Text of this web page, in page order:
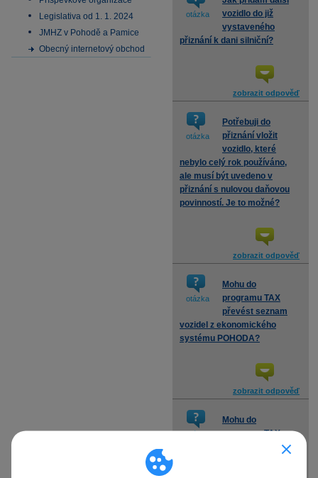
Legislativa od 1. 1. 2024
JMHZ v Pohodě a Pamice
Obecný internetový obchod
otázka
vozidlo do již
vystaveného
přiznání k dani silniční?
zobrazit odpověď
otázka
Potřebuji do
přiznání vložit
vozidlo, které
nebylo celý rok používáno,
ale musí být uvedeno v
přiznání s nulovou daňovou
povinností. Je to možné?
zobrazit odpověď
otázka
Mohu do
programu TAX
převést seznam
vozidel z ekonomického
systému POHODA?
zobrazit odpověď
otázka
Mohu do
programu TAX
převést vozidla